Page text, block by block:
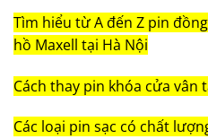
Tìm hiểu từ A đến Z pin
hồ Maxell tại Hà Nội
Cách thay pin khóa cửa vân
Các loại pin sạc có chất